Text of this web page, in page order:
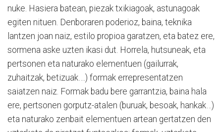
nuke. Hasiera batean, piezak txikiagoak, astunagoak
egiten nituen. Denboraren poderioz, baina, teknika
lantzen joan naiz, estilo propioa garatzen, eta batez ere,
sormena aske uzten ikasi dut. Horrela, hutsuneak, eta
pertsonen eta naturako elementuen (gailurrak,
zuhaitzak, betizuak….) formak errepresentatzen
saiatzen naiz. Formak badu bere garrantzia, baina hala
ere, pertsonen gorputz-atalen (buruak, besoak, hankak…)
eta naturako zenbait elementuen artean gertatzen den